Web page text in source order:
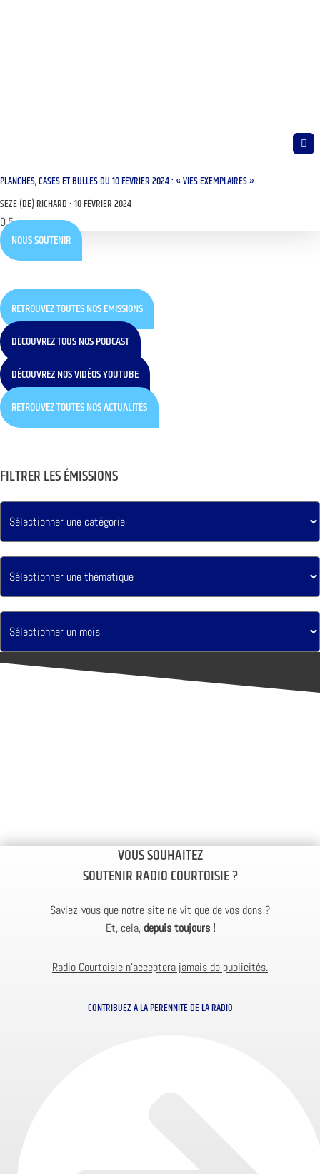
PLANCHES, CASES ET BULLES DU 10 FÉVRIER 2024 : « VIES EXEMPLAIRES »
SEZE (DE) RICHARD 10 FÉVRIER 2024
NOUS SOUTENIR
RETROUVEZ TOUTES NOS ÉMISSIONS
DÉCOUVREZ TOUS NOS PODCAST
DÉCOUVREZ NOS VIDÉOS YOUTUBE
RETROUVEZ TOUTES NOS ACTUALITÉS
FILTRER LES ÉMISSIONS
VOUS SOUHAITEZ
SOUTENIR RADIO COURTOISIE ?
Saviez-vous que notre site ne vit que de vos dons ?
Et, cela, depuis toujours !
Radio Courtoisie n’acceptera jamais de publicités.
CONTRIBUEZ À LA PÉRENNITÉ DE LA RADIO